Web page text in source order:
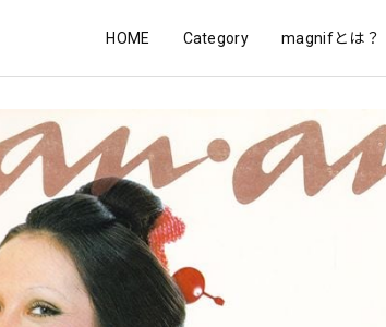
HOME Category magnifとは？